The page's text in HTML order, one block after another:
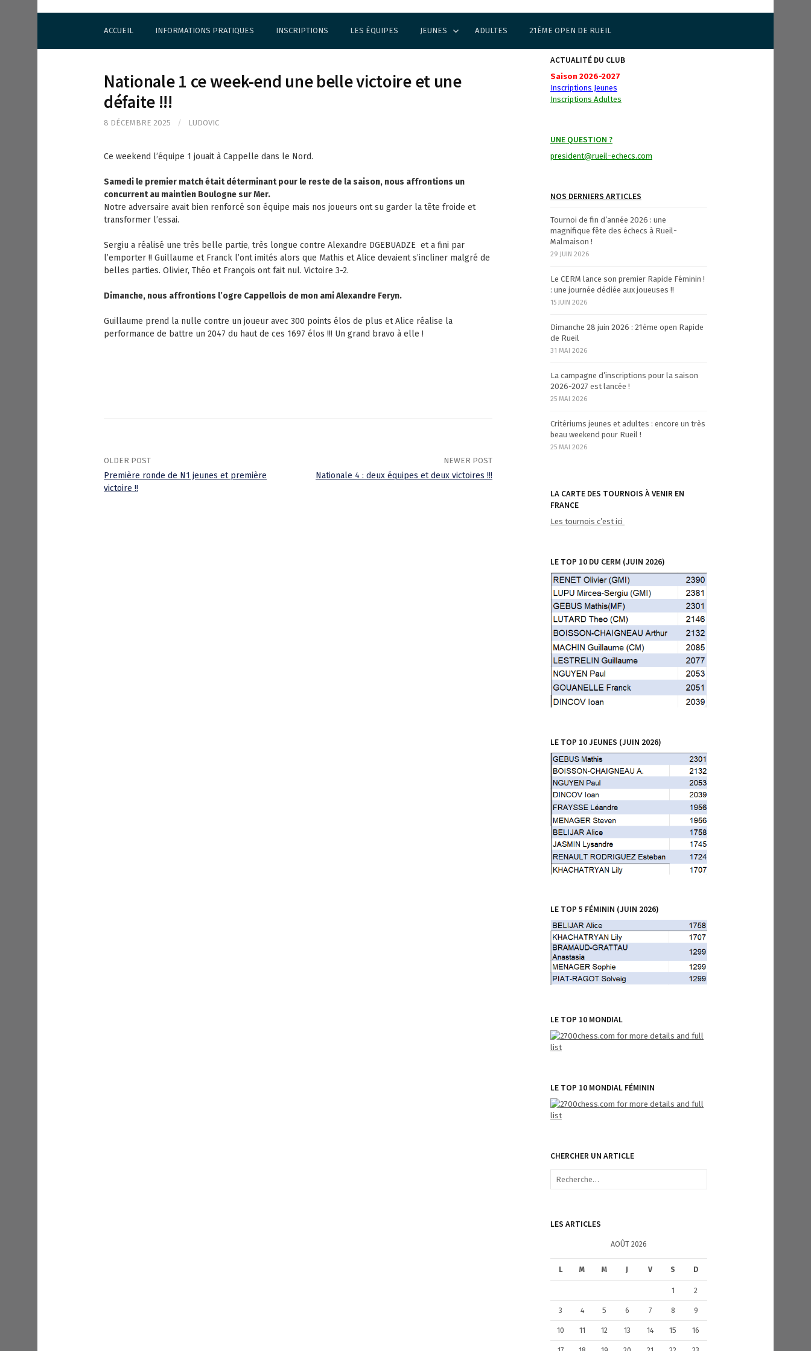
ACCUEIL INFORMATIONS PRATIQUES INSCRIPTIONS LES ÉQUIPES JEUNES ADULTES 21ÈME OPEN DE RUEIL
Nationale 1 ce week-end une belle victoire et une
défaite !!!
8 DÉCEMBRE 2025 / LUDOVIC
Ce weekend l’équipe 1 jouait à Cappelle dans le Nord.
Samedi le premier match était déterminant pour le reste de la saison, nous affrontions un
concurrent au maintien Boulogne sur Mer.
Notre adversaire avait bien renforcé son équipe mais nos joueurs ont su garder la tête froide et
transformer l’essai.
Sergiu a réalisé une très belle partie, très longue contre Alexandre DGEBUADZE et a fini par
l’emporter !! Guillaume et Franck l’ont imités alors que Mathis et Alice devaient s’incliner malgré de
belles parties. Olivier, Théo et François ont fait nul. Victoire 3-2.
Dimanche, nous affrontions l’ogre Cappellois de mon ami Alexandre Feryn.
Guillaume prend la nulle contre un joueur avec 300 points élos de plus et Alice réalise la
performance de battre un 2047 du haut de ces 1697 élos !!! Un grand bravo à elle !
OLDER POST
Première ronde de N1 jeunes et première
victoire !!
NEWER POST
Nationale 4 : deux équipes et deux victoires !!!
ACTUALITÉ DU CLUB
Saison 2026-2027
Inscriptions Jeunes
Inscriptions Adultes
UNE QUESTION ?
president@rueil-echecs.com
NOS DERNIERS ARTICLES
Tournoi de fin d’année 2026 : une
magnifique fête des échecs à Rueil-
Malmaison !
29 JUIN 2026
Le CERM lance son premier Rapide Féminin !
: une journée dédiée aux joueuses !!
15 JUIN 2026
Dimanche 28 juin 2026 : 21ème open Rapide
de Rueil
31 MAI 2026
La campagne d’inscriptions pour la saison
2026-2027 est lancée !
25 MAI 2026
Critériums jeunes et adultes : encore un très
beau weekend pour Rueil !
25 MAI 2026
LA CARTE DES TOURNOIS À VENIR EN
FRANCE
Les tournois c’est ici
LE TOP 10 DU CERM (JUIN 2026)
LE TOP 10 JEUNES (JUIN 2026)
LE TOP 5 FÉMININ (JUIN 2026)
LE TOP 10 MONDIAL
LE TOP 10 MONDIAL FÉMININ
CHERCHER UN ARTICLE
R
r
:
LES ARTICLES
AOÛT 2026
L M M J V S D
1 2
3 4 5 6 7 8 9
10 11 12 13 14 15 16